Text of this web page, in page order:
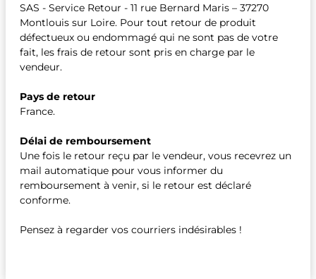
SAS - Service Retour - 11 rue Bernard Maris – 37270
Montlouis sur Loire. Pour tout retour de produit
défectueux ou endommagé qui ne sont pas de votre
fait, les frais de retour sont pris en charge par le
vendeur.
Pays de retour
France.
Délai de remboursement
Une fois le retour reçu par le vendeur, vous recevrez un
mail automatique pour vous informer du
remboursement à venir, si le retour est déclaré
conforme.
Pensez à regarder vos courriers indésirables !